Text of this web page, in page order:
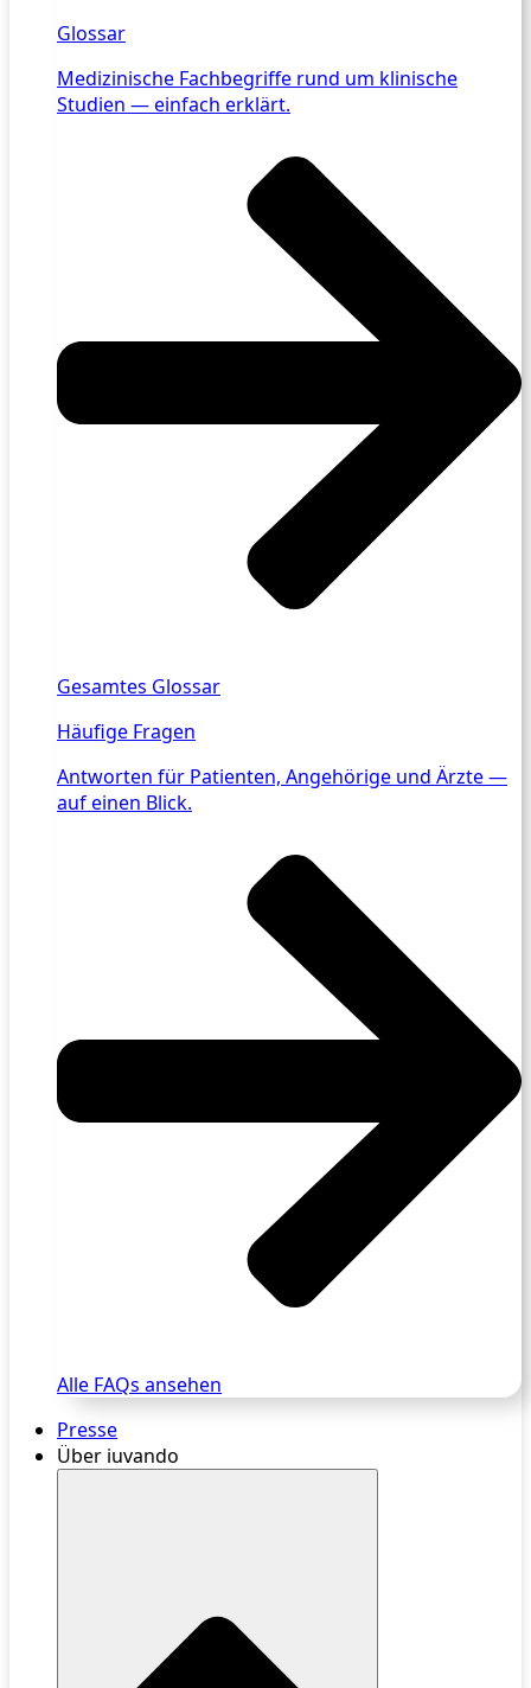
Glossar
Medizinische Fachbegriffe rund um klinische
Studien — einfach erklärt.
Gesamtes Glossar
Häufige Fragen
Antworten für Patienten, Angehörige und Ärzte —
auf einen Blick.
Alle FAQs ansehen
Presse
Über iuvando